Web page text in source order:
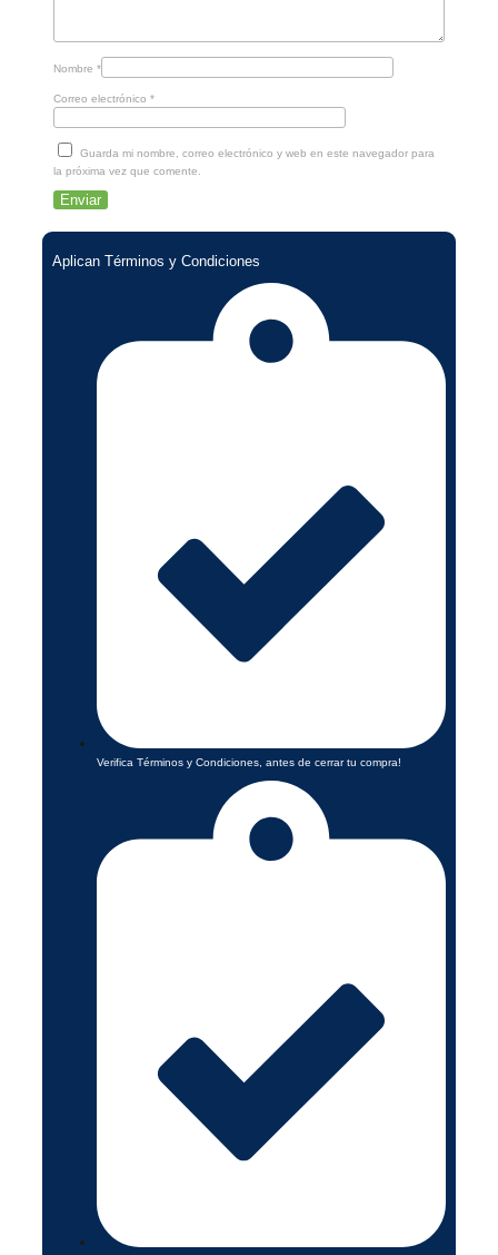
Nombre *
Correo electrónico *
Guarda mi nombre, correo electrónico y web en este navegador para
la próxima vez que comente.
Aplican Términos y Condiciones
Verifica Términos y Condiciones, antes de cerrar tu compra!